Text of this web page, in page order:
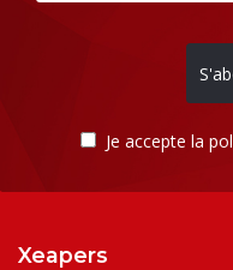
Je accepte la
Xeapers